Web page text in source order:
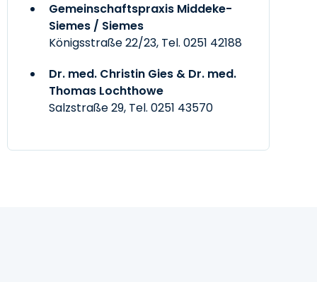
Gemeinschaftspraxis Middeke-
Siemes / Siemes
Königsstraße 22/23, Tel. 0251 42188
Dr. med. Christin Gies & Dr. med.
Thomas Lochthowe
Salzstraße 29, Tel. 0251 43570